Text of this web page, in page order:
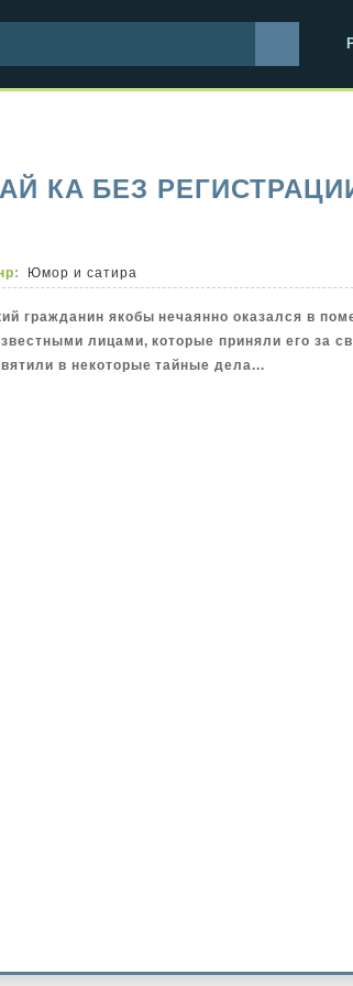
КА БЕЗ
Юмор и сатира
гражданин якобы нечаянно оказался в
лицами, которые приняли его за
в некоторые тайные дела...